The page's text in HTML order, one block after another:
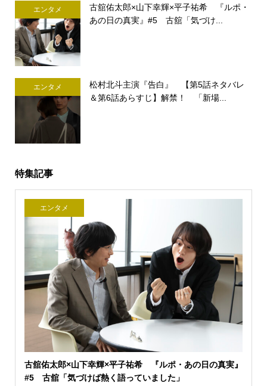
エンタメ
古舘佑太郎×山下幸輝×平子祐希 『ルポ・
あの日の真実』#5 古舘「気づけ...
エンタメ
松村北斗主演『告白』 【第5話ネタバレ
＆第6話あらすじ】解禁！ 「新場...
特集記事
エンタメ
古舘佑太郎×山下幸輝×平子祐希 『ルポ・あの日の真実』
#5 古舘「気づけば熱く語っていました」